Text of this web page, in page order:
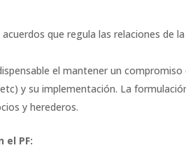
que regula las relaciones de
el mantener un
y su implementación. La
y herederos.
el PF: